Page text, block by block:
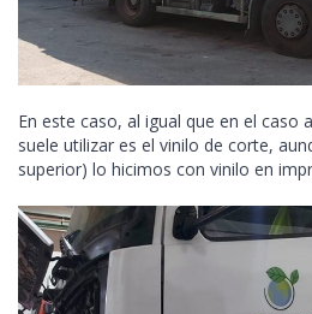
En este caso, al igual que en el caso
suele utilizar es el vinilo de corte,
superior) lo hicimos con vinilo en